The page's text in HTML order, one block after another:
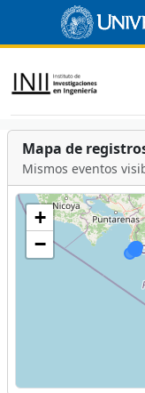
Mapa de
Mismos eventos
+
−